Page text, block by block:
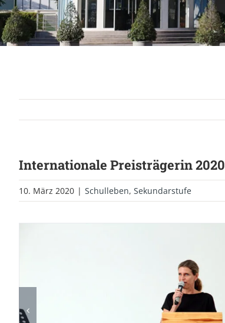
Internationale Preisträgerin 2020
10. März 2020 | Schulleben, Sekundarstufe